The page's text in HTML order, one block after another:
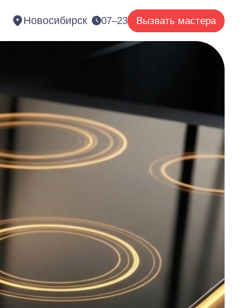
Новосибирск 07–23 Вызвать мастера